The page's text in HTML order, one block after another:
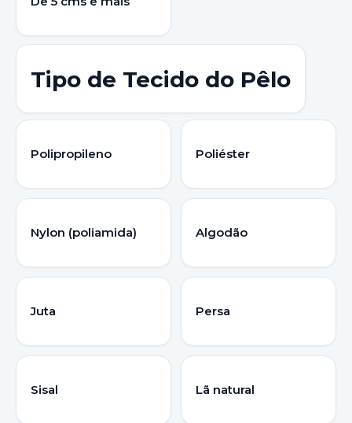
Tipo de Tecido do Pêlo
Polipropileno Poliéster
Nylon (poliamida) Algodão
Juta Persa
Sisal Lã natural